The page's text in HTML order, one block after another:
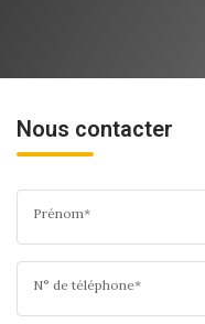
Nous contacter
Prénom*
N° de téléphone*